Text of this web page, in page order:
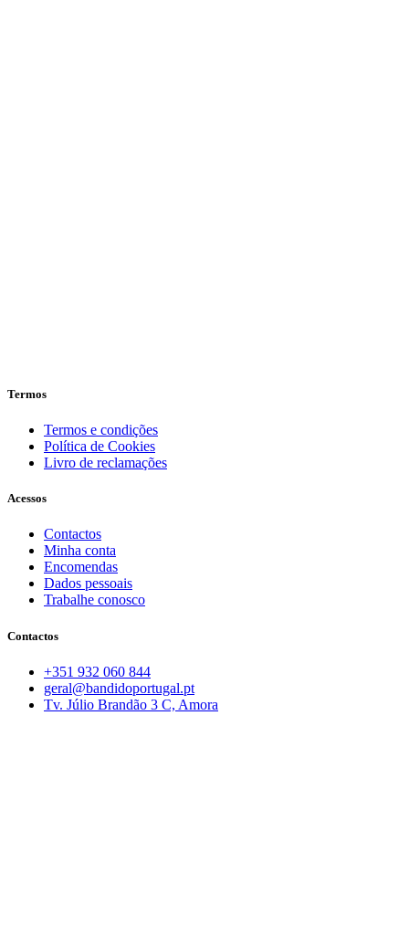
Termos
Termos e condições
Política de Cookies
Livro de reclamações
Acessos
Contactos
Minha conta
Encomendas
Dados pessoais
Trabalhe conosco
Contactos
+351 932 060 844
geral@bandidoportugal.pt
Tv. Júlio Brandão 3 C, Amora